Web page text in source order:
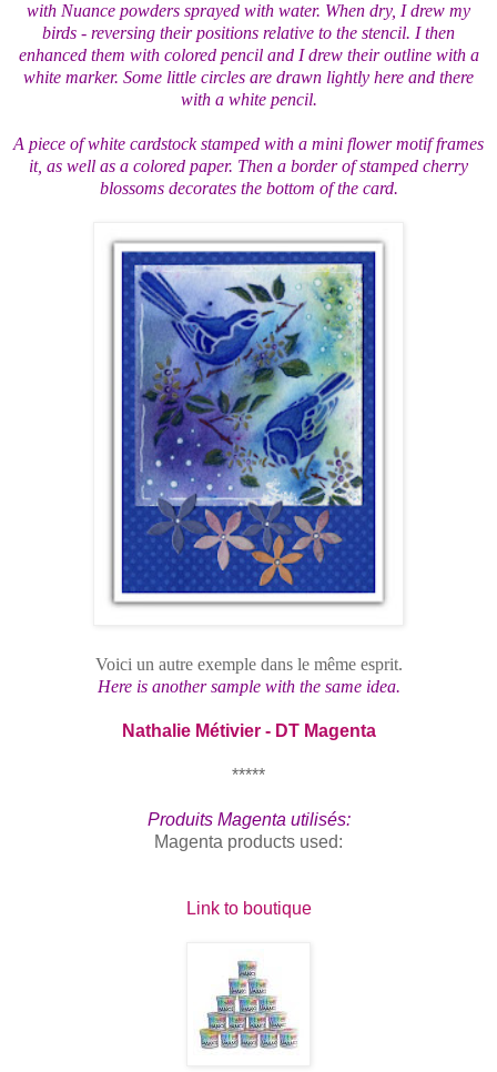
with Nuance powders sprayed with water. When dry, I drew my
birds - reversing their positions relative to the stencil. I then
enhanced them with colored pencil and I drew their outline with a
white marker. Some little circles are drawn lightly here and there
with a white pencil.
A piece of white cardstock stamped with a mini flower motif frames
it, as well as a colored paper. Then a border of stamped cherry
blossoms decorates the bottom of the card.
Voici un autre exemple dans le même esprit.
Here is another sample with the same idea.
Nathalie Métivier - DT Magenta
*****
Produits Magenta utilisés:
Magenta products used:
Link to boutique